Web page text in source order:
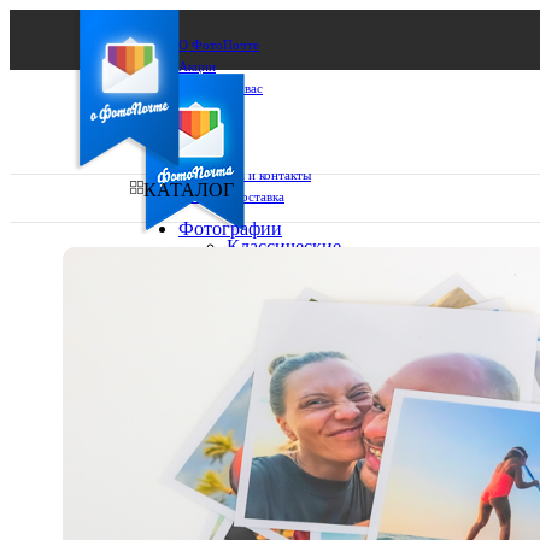
О ФотоПочте
Акции
Сделаем за вас
Бизнесу
FAQ
Франшиза
Поддержка и контакты
Оплата и доставка
Выберите из списка:
КАТАЛОГ
Фотографии
Классические
10х15
15х15
15х20
20х20
20х30
30х30
30х40
Фото
в